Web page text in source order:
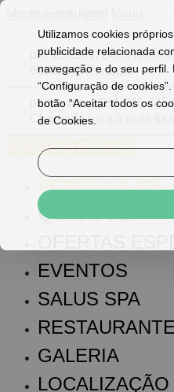
pin iconE.N. 245,
6050-048 Portugal
phone icon+351 245 745
Chamada para a rede
RESERVE ONLINE!
MONTE FILIPE
QUARTOS
EVENTOS
SALUS SPA
GALERIA
LOCALIZAÇÃO
Utilizamos cookies
publicidade relacionada
navegação e do seu
“Configuração de
botão “Aceitar todos os
de Cookies.